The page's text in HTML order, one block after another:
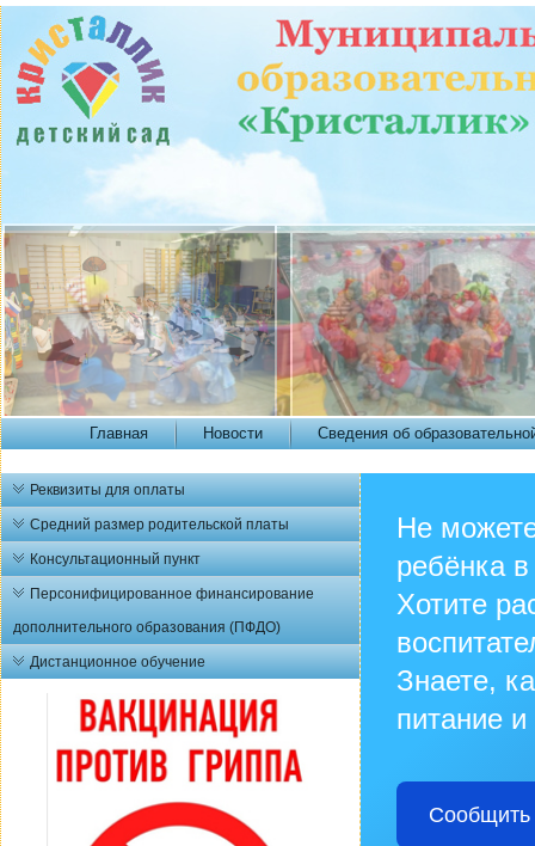
Главная Новости Сведения об
Реквизиты для оплаты
Средний размер родительской платы
Консультационный пункт
Персонифицированное финансирование
дополнительного образования (ПФДО)
Дистанционное обучение
Не
ребёнка
Хотите
Знаете,
питание и
Сообщить